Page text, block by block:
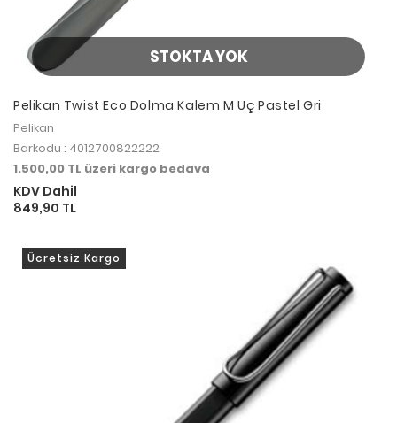
STOKTA YOK
Pelikan Twist Eco Dolma Kalem M Uç Pastel Gri
Pelikan
Barkodu : 4012700822222
1.500,00 TL üzeri kargo bedava
KDV Dahil
849,90 TL
Ücretsiz Kargo